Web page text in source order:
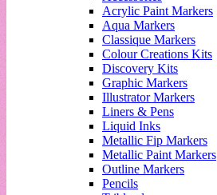
Acrylic Paint Markers
Aqua Markers
Classique Markers
Colour Creations Kits
Discovery Kits
Graphic Markers
Illustrator Markers
Liners & Pens
Liquid Inks
Metallic Fip Markers
Metallic Paint Markers
Outline Markers
Pencils